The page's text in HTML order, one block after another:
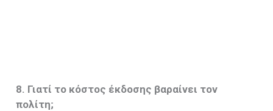
8. Γιατί το κόστος έκδοσης βαραίνει τον
πολίτη;